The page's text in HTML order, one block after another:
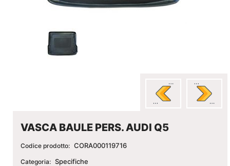
VASCA BAULE PERS. AUDI Q5
Codice prodotto: CORA000119716
Categoria: Specifiche